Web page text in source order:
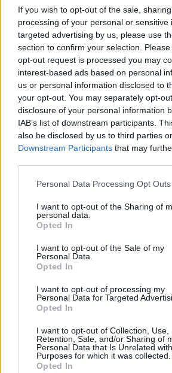
If you wish to opt-out of the sale,
processing of your personal or sensitive
targeted advertising by us, please use
section to confirm your selection.
opt-out request is processed you may
interest-based ads based on personal
us or personal information disclosed to
your opt-out. You may separately opt-
disclosure of your personal information
IAB’s list of downstream participants.
also be disclosed by us to third parties
Downstream Participants that may
Please note that this website/app uses
not limited to your visit or usage
grant or deny consent to Google and its
use your data for below specified
consent section.
Personal Data Processing Opt Outs
I want to opt-out of the Sharing of
personal data.
Opted In
I want to opt-out of the Sale of my
Personal Data.
Opted In
I want to opt-out of processing my
Personal Data for Targeted
Opted In
I want to opt-out of Collection, Use,
Retention, Sale, and/or Sharing of
Personal Data that Is Unrelated
Purposes for which it was collected.
Opted In
playoffs, γιατί είχαμε κερδίσει και
οπότε τότε ίσως ταρακουνηθήκαμε
Επίσης, ο Μπουρούσης ανέφερε και
είχε δώσει οΝίκολα Βούιτσιτς:«Είχα
Four και όπως μου είχε πει ο μεγάλος
Γιάννη δεν ξέρεις αν θα ξαναπαίξεις
ξαναβρεθείς και το κερδίσεις να το
ήμουν με την πρώτη κόρη μου,
βράβευση